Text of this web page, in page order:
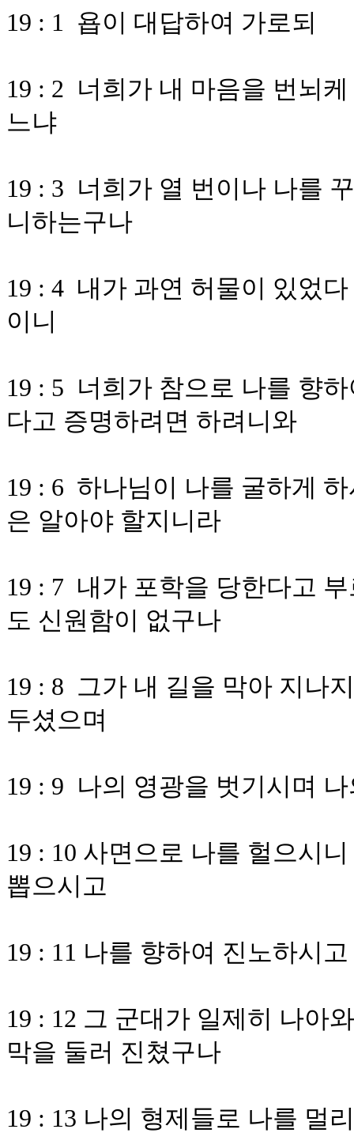
19 : 1 욥이 대답하여 가로되
19 : 2 너희가 내 마음을 번뇌
느냐
19 : 3 너희가 열 번이나 나를
니하는구나
19 : 4 내가 과연 허물이 있었
이니
19 : 5 너희가 참으로 나를 향
다고 증명하려면 하려니와
19 : 6 하나님이 나를 굴하게
은 알아야 할지니라
19 : 7 내가 포학을 당한다고
도 신원함이 없구나
19 : 8 그가 내 길을 막아 지나
두셨으며
19 : 9 나의 영광을 벗기시며
19 : 10 사면으로 나를 헐으시
뽑으시고
19 : 11 나를 향하여 진노하시
19 : 12 그 군대가 일제히 나아
막을 둘러 진쳤구나
19 : 13 나의 형제들로 나를 멀